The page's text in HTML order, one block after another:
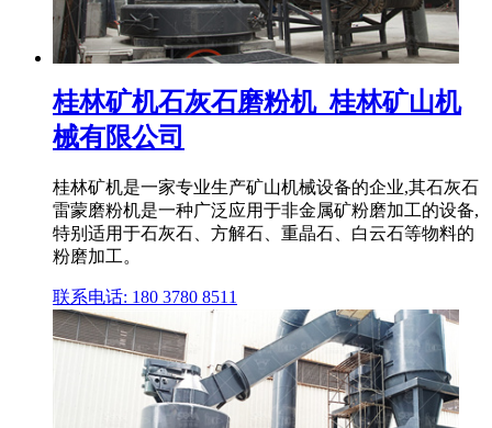
桂林矿机石灰石磨粉机_桂林矿山机
械有限公司
桂林矿机是一家专业生产矿山机械设备的企业,其石灰石
雷蒙磨粉机是一种广泛应用于非金属矿粉磨加工的设备,
特别适用于石灰石、方解石、重晶石、白云石等物料的
粉磨加工。
联系电话: 180 3780 8511